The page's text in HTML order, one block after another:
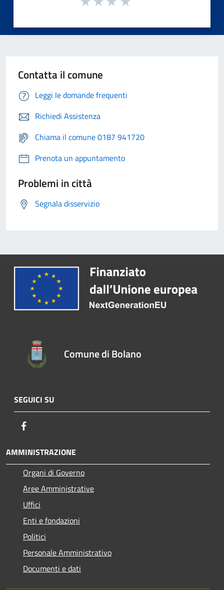
Contatta il comune
Leggi le domande frequenti
Richiedi Assistenza
Chiama il comune 0187 941720
Prenota un appuntamento
Problemi in città
Segnala disservizio
Comune di Bolano
SEGUICI SU
AMMINISTRAZIONE
Organi di Governo
Aree Amministrative
Uffici
Enti e fondazioni
Politici
Personale Amministrativo
Documenti e dati